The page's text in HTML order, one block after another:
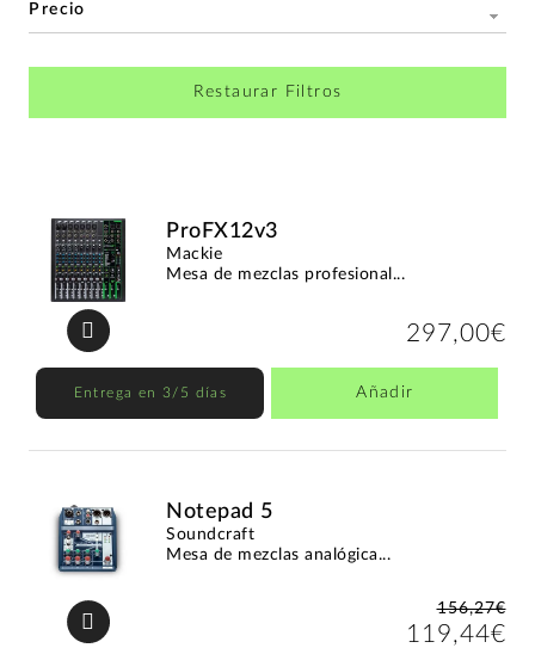
Precio
Restaurar Filtros
ProFX12v3
Mackie
Mesa de mezclas profesional...
297,00€
Entrega en 3/5 días Añadir
Notepad 5
Soundcraft
Mesa de mezclas analógica...
156,27€
119,44€